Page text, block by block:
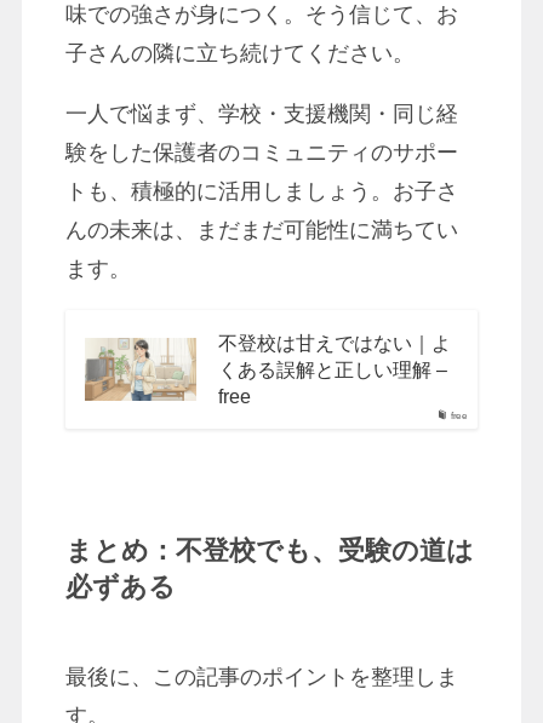
味での強さが身につく。そう信じて、お
子さんの隣に立ち続けてください。
一人で悩まず、学校・支援機関・同じ経
験をした保護者のコミュニティのサポー
トも、積極的に活用しましょう。お子さ
んの未来は、まだまだ可能性に満ちてい
ます。
free
不登校は甘えではない｜よ
くある誤解と正しい理解 –
free
まとめ：不登校でも、受験の道は
必ずある
最後に、この記事のポイントを整理しま
す。